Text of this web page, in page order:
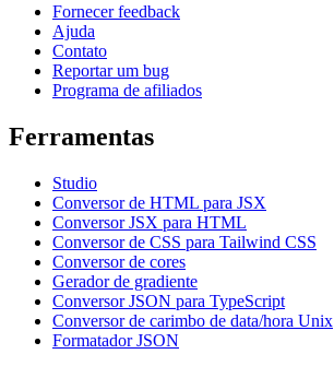
Fornecer feedback
Ajuda
Contato
Reportar um bug
Programa de afiliados
Ferramentas
Studio
Conversor de HTML para JSX
Conversor JSX para HTML
Conversor de CSS para Tailwind CSS
Conversor de cores
Gerador de gradiente
Conversor JSON para TypeScript
Conversor de carimbo de data/hora Unix
Formatador JSON